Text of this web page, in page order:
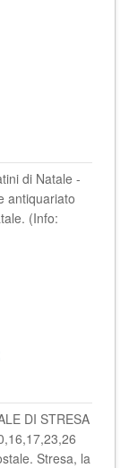
di Natale -
antiquariato
(Info:
DI STRESA
Stresa, la